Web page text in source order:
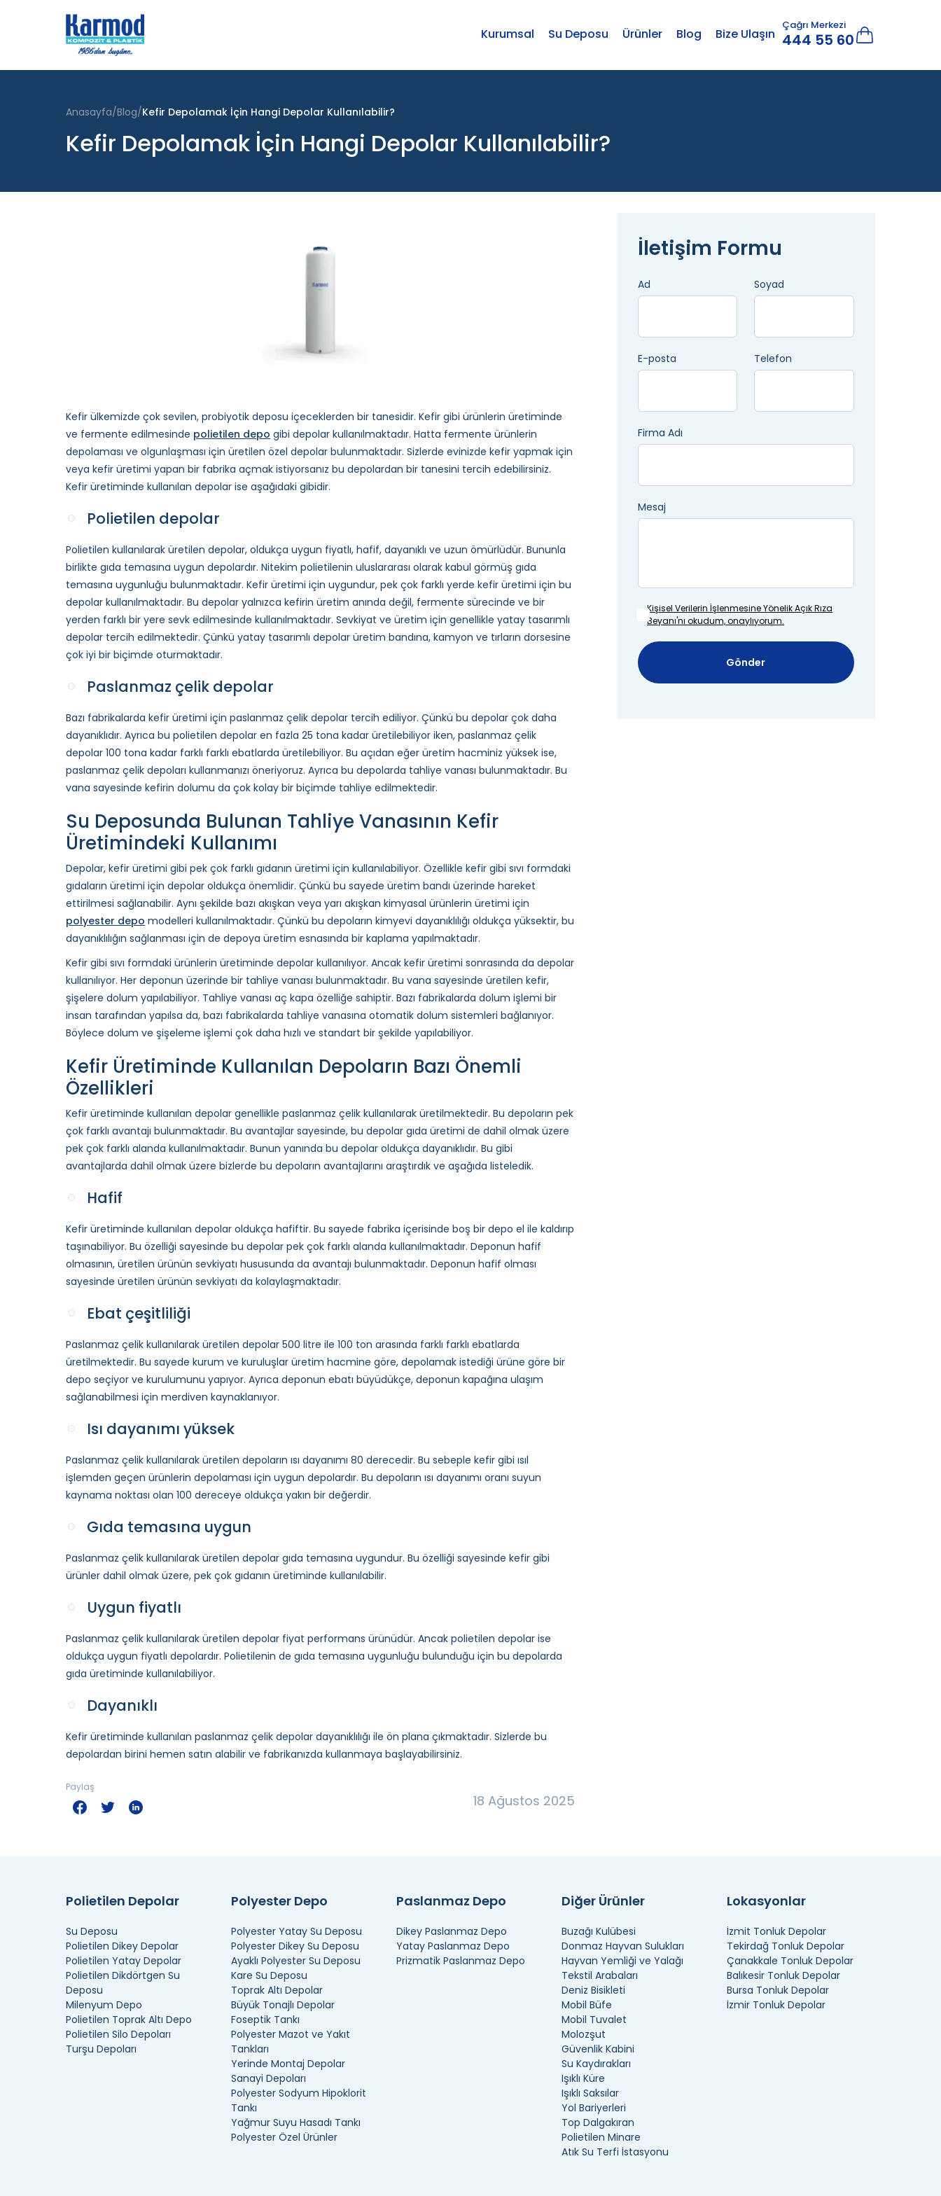
Kurumsal Su Deposu Ürünler Blog Bize Ulaşın
Çağrı Merkezi
444 55 60
Anasayfa Blog Kefir Depolamak İçin Hangi Depolar Kullanılabilir?
Kefir Depolamak İçin Hangi Depolar Kullanılabilir?
Kefir ülkemizde çok sevilen, probiyotik deposu içeceklerden bir tanesidir. Kefir gibi ürünlerin üretiminde
ve fermente edilmesinde polietilen depo gibi depolar kullanılmaktadır. Hatta fermente ürünlerin
depolaması ve olgunlaşması için üretilen özel depolar bulunmaktadır. Sizlerde evinizde kefir yapmak için
veya kefir üretimi yapan bir fabrika açmak istiyorsanız bu depolardan bir tanesini tercih edebilirsiniz.
Kefir üretiminde kullanılan depolar ise aşağıdaki gibidir.
Polietilen depolar
Polietilen kullanılarak üretilen depolar, oldukça uygun fiyatlı, hafif, dayanıklı ve uzun ömürlüdür. Bununla
birlikte gıda temasına uygun depolardır. Nitekim polietilenin uluslararası olarak kabul görmüş gıda
temasına uygunluğu bulunmaktadır. Kefir üretimi için uygundur, pek çok farklı yerde kefir üretimi için bu
depolar kullanılmaktadır. Bu depolar yalnızca kefirin üretim anında değil, fermente sürecinde ve bir
yerden farklı bir yere sevk edilmesinde kullanılmaktadır. Sevkiyat ve üretim için genellikle yatay tasarımlı
depolar tercih edilmektedir. Çünkü yatay tasarımlı depolar üretim bandına, kamyon ve tırların dorsesine
çok iyi bir biçimde oturmaktadır.
Paslanmaz çelik depolar
Bazı fabrikalarda kefir üretimi için paslanmaz çelik depolar tercih ediliyor. Çünkü bu depolar çok daha
dayanıklıdır. Ayrıca bu polietilen depolar en fazla 25 tona kadar üretilebiliyor iken, paslanmaz çelik
depolar 100 tona kadar farklı farklı ebatlarda üretilebiliyor. Bu açıdan eğer üretim hacminiz yüksek ise,
paslanmaz çelik depoları kullanmanızı öneriyoruz. Ayrıca bu depolarda tahliye vanası bulunmaktadır. Bu
vana sayesinde kefirin dolumu da çok kolay bir biçimde tahliye edilmektedir.
Su Deposunda Bulunan Tahliye Vanasının Kefir
Üretimindeki Kullanımı
Depolar, kefir üretimi gibi pek çok farklı gıdanın üretimi için kullanılabiliyor. Özellikle kefir gibi sıvı formdaki
gıdaların üretimi için depolar oldukça önemlidir. Çünkü bu sayede üretim bandı üzerinde hareket
ettirilmesi sağlanabilir. Aynı şekilde bazı akışkan veya yarı akışkan kimyasal ürünlerin üretimi için
polyester depo modelleri kullanılmaktadır. Çünkü bu depoların kimyevi dayanıklılığı oldukça yüksektir, bu
dayanıklılığın sağlanması için de depoya üretim esnasında bir kaplama yapılmaktadır.
Kefir gibi sıvı formdaki ürünlerin üretiminde depolar kullanılıyor. Ancak kefir üretimi sonrasında da depolar
kullanılıyor. Her deponun üzerinde bir tahliye vanası bulunmaktadır. Bu vana sayesinde üretilen kefir,
şişelere dolum yapılabiliyor. Tahliye vanası aç kapa özelliğe sahiptir. Bazı fabrikalarda dolum işlemi bir
insan tarafından yapılsa da, bazı fabrikalarda tahliye vanasına otomatik dolum sistemleri bağlanıyor.
Böylece dolum ve şişeleme işlemi çok daha hızlı ve standart bir şekilde yapılabiliyor.
Kefir Üretiminde Kullanılan Depoların Bazı Önemli
Özellikleri
Kefir üretiminde kullanılan depolar genellikle paslanmaz çelik kullanılarak üretilmektedir. Bu depoların pek
çok farklı avantajı bulunmaktadır. Bu avantajlar sayesinde, bu depolar gıda üretimi de dahil olmak üzere
pek çok farklı alanda kullanılmaktadır. Bunun yanında bu depolar oldukça dayanıklıdır. Bu gibi
avantajlarda dahil olmak üzere bizlerde bu depoların avantajlarını araştırdık ve aşağıda listeledik.
Hafif
Kefir üretiminde kullanılan depolar oldukça hafiftir. Bu sayede fabrika içerisinde boş bir depo el ile kaldırıp
taşınabiliyor. Bu özelliği sayesinde bu depolar pek çok farklı alanda kullanılmaktadır. Deponun hafif
olmasının, üretilen ürünün sevkiyatı hususunda da avantajı bulunmaktadır. Deponun hafif olması
sayesinde üretilen ürünün sevkiyatı da kolaylaşmaktadır.
Ebat çeşitliliği
Paslanmaz çelik kullanılarak üretilen depolar 500 litre ile 100 ton arasında farklı farklı ebatlarda
üretilmektedir. Bu sayede kurum ve kuruluşlar üretim hacmine göre, depolamak istediği ürüne göre bir
depo seçiyor ve kurulumunu yapıyor. Ayrıca deponun ebatı büyüdükçe, deponun kapağına ulaşım
sağlanabilmesi için merdiven kaynaklanıyor.
Isı dayanımı yüksek
Paslanmaz çelik kullanılarak üretilen depoların ısı dayanımı 80 derecedir. Bu sebeple kefir gibi ısıl
işlemden geçen ürünlerin depolaması için uygun depolardır. Bu depoların ısı dayanımı oranı suyun
kaynama noktası olan 100 dereceye oldukça yakın bir değerdir.
Gıda temasına uygun
Paslanmaz çelik kullanılarak üretilen depolar gıda temasına uygundur. Bu özelliği sayesinde kefir gibi
ürünler dahil olmak üzere, pek çok gıdanın üretiminde kullanılabilir.
Uygun fiyatlı
Paslanmaz çelik kullanılarak üretilen depolar fiyat performans ürünüdür. Ancak polietilen depolar ise
oldukça uygun fiyatlı depolardır. Polietilenin de gıda temasına uygunluğu bulunduğu için bu depolarda
gıda üretiminde kullanılabiliyor.
Dayanıklı
Kefir üretiminde kullanılan paslanmaz çelik depolar dayanıklılığı ile ön plana çıkmaktadır. Sizlerde bu
depolardan birini hemen satın alabilir ve fabrikanızda kullanmaya başlayabilirsiniz.
18 Ağustos 2025
Paylaş
İletişim Formu
Ad Soyad
E-posta Telefon
Firma Adı
Mesaj
Kişisel Verilerin İşlenmesineYönelik Açık Rıza
Beyanı'nı okudum, onaylıyorum.
Gönder
Polietilen Depolar
Su Deposu
Polietilen Dikey Depolar
Polietilen Yatay Depolar
Polietilen Dikdörtgen Su
Deposu
Milenyum Depo
Polietilen Toprak Altı Depo
Polietilen Silo Depoları
Turşu Depoları
Polyester Depo
Polyester Yatay Su Deposu
Polyester Dikey Su Deposu
Ayaklı Polyester Su Deposu
Kare Su Deposu
Toprak Altı Depolar
Büyük Tonajlı Depolar
Foseptik Tankı
Polyester Mazot ve Yakıt
Tankları
Yerinde Montaj Depolar
Sanayi Depoları
Polyester Sodyum Hipoklorit
Tankı
Yağmur Suyu Hasadı Tankı
Polyester Özel Ürünler
Paslanmaz Depo
Dikey Paslanmaz Depo
Yatay Paslanmaz Depo
Prizmatik Paslanmaz Depo
Diğer Ürünler
Buzağı Kulübesi
Donmaz Hayvan Sulukları
Hayvan Yemliği ve Yalağı
Tekstil Arabaları
Deniz Bisikleti
Mobil Büfe
Mobil Tuvalet
Molozşut
Güvenlik Kabini
Su Kaydırakları
Işıklı Küre
Işıklı Saksılar
Yol Bariyerleri
Top Dalgakıran
Polietilen Minare
Atık Su Terfi İstasyonu
Lokasyonlar
İzmit Tonluk Depolar
Tekirdağ Tonluk Depolar
Çanakkale Tonluk Depolar
Balıkesir Tonluk Depolar
Bursa Tonluk Depolar
İzmir Tonluk Depolar